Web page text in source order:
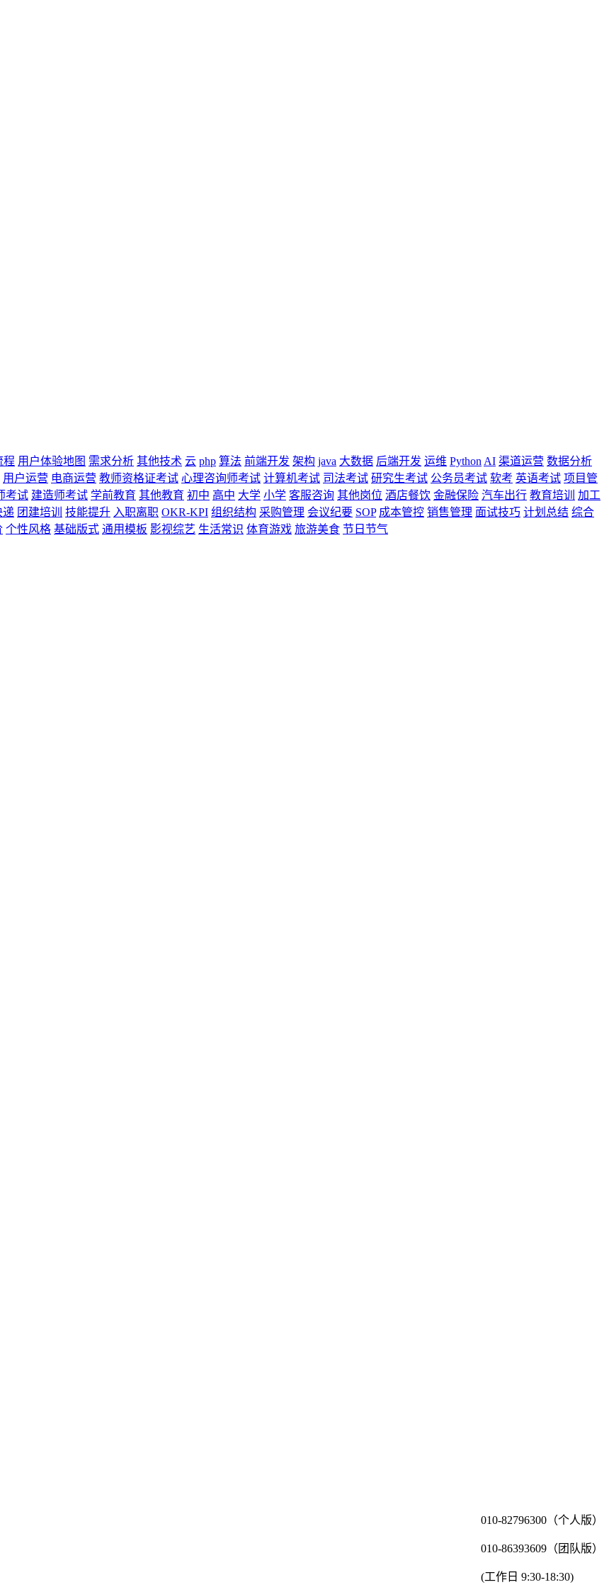
程 用户体验地图 需求分析 其他技术 云 php 算法 前端开发 架构 java 大数据 后端开发 运维 Python AI 渠道运营 数据分析
用户运营 电商运营 教师资格证考试 心理咨询师考试 计算机考试 司法考试 研究生考试 公务员考试 软考 英语考试 项目管
考试 建造师考试 学前教育 其他教育 初中 高中 大学 小学 客服咨询 其他岗位 酒店餐饮 金融保险 汽车出行 教育培训
加工
递 团建培训 技能提升 入职离职 OKR-KPI 组织结构 采购管理 会议纪要 SOP 成本管控 销售管理 面试技巧 计划总结 综合
个性风格 基础版式 通用模板 影视综艺 生活常识 体育游戏 旅游美食 节日节气
010-82796300（个人版）
010-86393609（团队版）
(工作日 9:30-18:30)